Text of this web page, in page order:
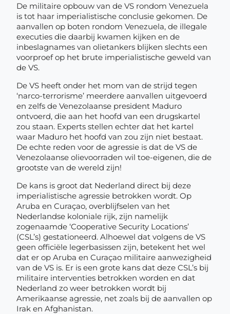
De militaire opbouw van de VS rondom Venezuela
is tot haar imperialistische conclusie gekomen. De
aanvallen op boten rondom Venezuela, de illegale
executies die daarbij kwamen kijken en de
inbeslagnames van olietankers blijken slechts een
voorproef op het brute imperialistische geweld van
de VS.
De VS heeft onder het mom van de strijd tegen
‘narco-terrorisme’ meerdere aanvallen uitgevoerd
en zelfs de Venezolaanse president Maduro
ontvoerd, die aan het hoofd van een drugskartel
zou staan. Experts stellen echter dat het kartel
waar Maduro het hoofd van zou zijn niet bestaat.
De echte reden voor de agressie is dat de VS de
Venezolaanse olievoorraden wil toe-eigenen, die de
grootste van de wereld zijn!
De kans is groot dat Nederland direct bij deze
imperialistische agressie betrokken wordt. Op
Aruba en Curaçao, overblijfselen van het
Nederlandse koloniale rijk, zijn namelijk
zogenaamde ‘Cooperative Security Locations’
(CSL’s) gestationeerd. Alhoewel dat volgens de VS
geen officiële legerbasissen zijn, betekent het wel
dat er op Aruba en Curaçao militaire aanwezigheid
van de VS is. Er is een grote kans dat deze CSL’s bij
militaire interventies betrokken worden en dat
Nederland zo weer betrokken wordt bij
Amerikaanse agressie, net zoals bij de aanvallen op
Irak en Afghanistan.